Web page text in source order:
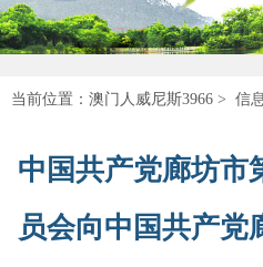
当前位置： 澳门人威尼斯3966 > 信
中国共产党廊坊市
员会向中国共产党